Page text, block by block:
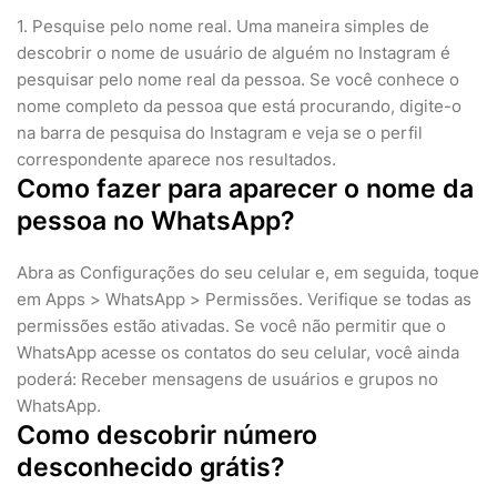
1. Pesquise pelo nome real. Uma maneira simples de
descobrir o nome de usuário de alguém no Instagram é
pesquisar pelo nome real da pessoa. Se você conhece o
nome completo da pessoa que está procurando, digite-o
na barra de pesquisa do Instagram e veja se o perfil
correspondente aparece nos resultados.
Como fazer para aparecer o nome da
pessoa no WhatsApp?
Abra as Configurações do seu celular e, em seguida, toque
em Apps > WhatsApp > Permissões. Verifique se todas as
permissões estão ativadas. Se você não permitir que o
WhatsApp acesse os contatos do seu celular, você ainda
poderá: Receber mensagens de usuários e grupos no
WhatsApp.
Como descobrir número
desconhecido grátis?